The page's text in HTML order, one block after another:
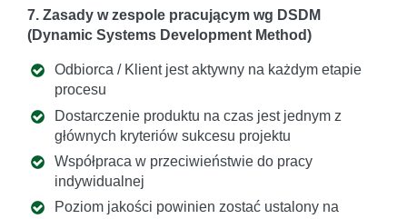
7. Zasady w zespole pracującym wg DSDM
(Dynamic Systems Development Method)
Odbiorca / Klient jest aktywny na każdym etapie
procesu
Dostarczenie produktu na czas jest jednym z
głównych kryteriów sukcesu projektu
Współpraca w przeciwieństwie do pracy
indywidualnej
Poziom jakości powinien zostać ustalony na